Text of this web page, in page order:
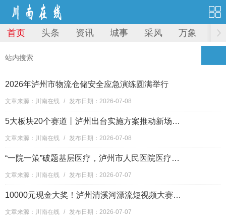
首页 头条 资讯 城事 采风 万象 图
2026年泸州市物流仓储安全应急演练圆满举行
文章来源：川南在线 / 发布日期：2026-07-08
5大板块20个赛道丨泸州出台实施方案推动新场景大规模应用
文章来源：川南在线 / 发布日期：2026-07-08
“一院一策”破题基层医疗，泸州市人民医院医疗集团迈出关键一步
文章来源：川南在线 / 发布日期：2026-07-07
10000元现金大奖！泸州清溪河漂流短视频大赛来啦，速看~
文章来源：川南在线 / 发布日期：2026-07-07